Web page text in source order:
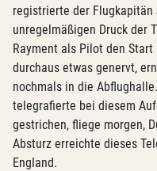
registrierte der Flugkapitän
unregelmäßigen Druck der
Rayment als Pilot den
durchaus etwas genervt,
nochmals in die
telegrafierte bei diesem
gestrichen, fliege morgen,
Absturz erreichte dieses
England.